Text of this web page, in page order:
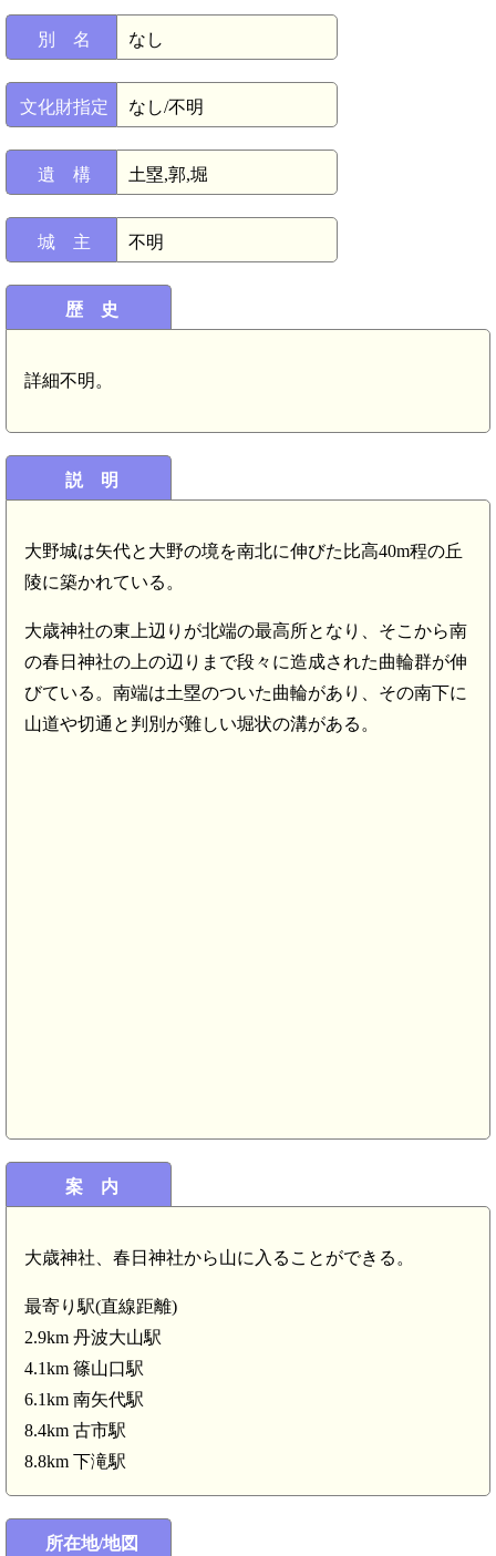
別 名 なし
文化財指定 なし/不明
遺 構 土塁,郭,堀
城 主 不明
歴 史
詳細不明。
説 明
大野城は矢代と大野の境を南北に伸びた比高40m程の丘
陵に築かれている。
大歳神社の東上辺りが北端の最高所となり、そこから南
の春日神社の上の辺りまで段々に造成された曲輪群が伸
びている。南端は土塁のついた曲輪があり、その南下に
山道や切通と判別が難しい堀状の溝がある。
案 内
大歳神社、春日神社から山に入ることができる。
最寄り駅(直線距離)
2.9km 丹波大山駅
4.1km 篠山口駅
6.1km 南矢代駅
8.4km 古市駅
8.8km 下滝駅
所在地/地図